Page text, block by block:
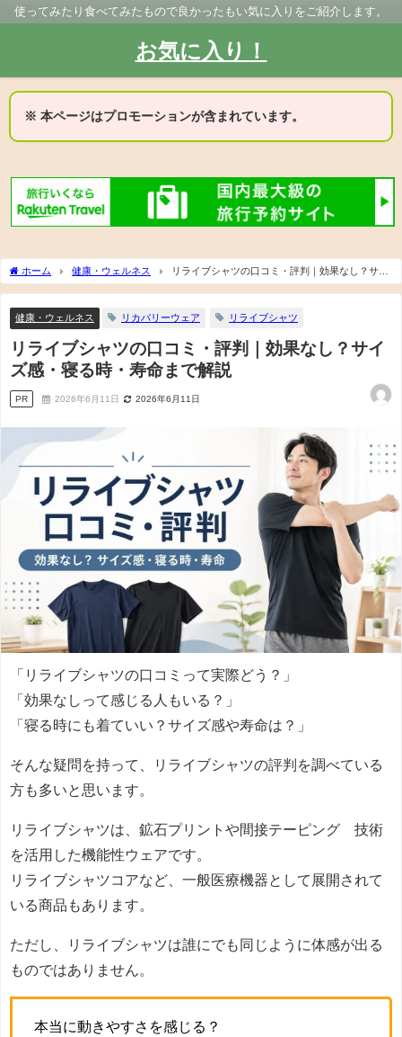
使ってみたり食べてみたもので良かったもい気に入りをご紹介します。
お気に入り！
※ 本ページはプロモーションが含まれています。
ホーム 健康・ウェルネス
リライブシャツの口コミ・評判｜効果なし？サイ
ズ感・寝る時・寿命まで解説
健康・ウェルネス リカバリーウェア リライブシャツ
リライブシャツの口コミ・評判｜効果なし？サイ
ズ感・寝る時・寿命まで解説
PR 2026年6月11日 2026年6月11日
「リライブシャツの口コミって実際どう？」
「効果なしって感じる人もいる？」
「寝る時にも着ていい？サイズ感や寿命は？」
そんな疑問を持って、リライブシャツの評判を調べている
方も多いと思います。
リライブシャツは、鉱石プリントや間接テーピング®技術
を活用した機能性ウェアです。
リライブシャツコアなど、一般医療機器として展開されて
いる商品もあります。
ただし、リライブシャツは誰にでも同じように体感が出る
ものではありません。
本当に動きやすさを感じる？